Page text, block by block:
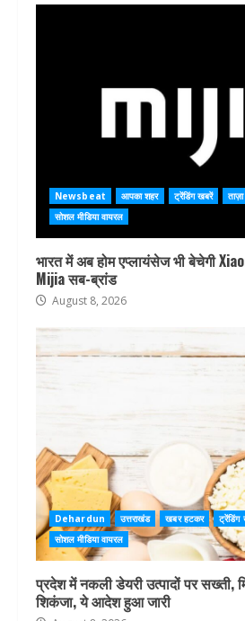
Newsbeat आपका शहर ट्रेंडिंग खबरें
सोशल मीडिया वायरल
भारत में अब होम एप्लायंसेज भी बेचेगी
Mijia सब-ब्रांड
August 8, 2026
Dehardun उत्तराखंड खबर हटकर ट्रेंडिंग
सोशल मीडिया वायरल
प्रदेश में नकली डेयरी उत्पादों पर सख्ती,
शिकंजा, ये आदेश हुआ जारी